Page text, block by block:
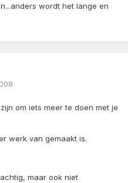
wordt het lange en
om iets meer te doen met je
werk van gemaakt is.
maar ook niet